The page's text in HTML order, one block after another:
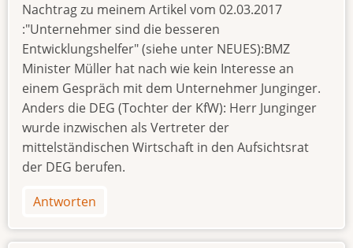
Nachtrag zu meinem Artikel vom 02.03.2017
:"Unternehmer sind die besseren
Entwicklungshelfer" (siehe unter NEUES):BMZ
Minister Müller hat nach wie kein Interesse an
einem Gespräch mit dem Unternehmer Junginger.
Anders die DEG (Tochter der KfW): Herr Junginger
wurde inzwischen als Vertreter der
mittelständischen Wirtschaft in den Aufsichtsrat
der DEG berufen.
Antworten